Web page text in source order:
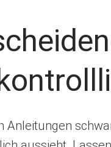
Anleitungen